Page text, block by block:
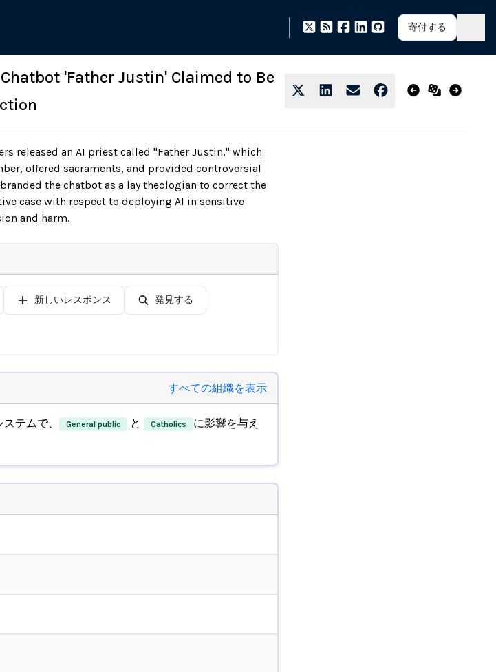
寄付する
'Father Justin' Claimed to Be
released an AI priest called "Father Justin," which
offered sacraments, and provided controversial
the chatbot as a lay theologian to correct the
case with respect to deploying AI in sensitive
and harm.
新しいレスポンス 発見する
すべての組織を表示
テムで、 General public と Catholics
に影響を与え